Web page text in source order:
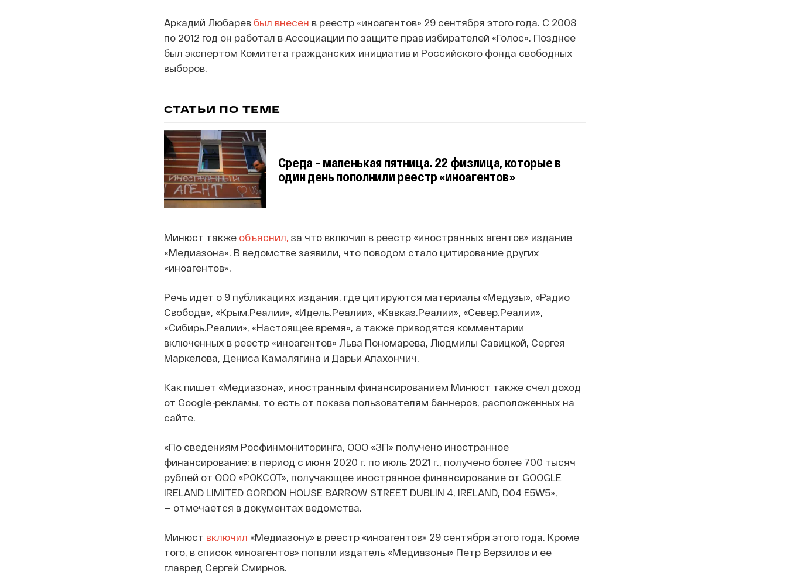
Аркадий Любарев был внесен в реестр «иноагентов» 29 сентября этого года. С 2008
по 2012 год он работал в Ассоциации по защите прав избирателей «Голос». Позднее
был экспертом Комитета гражданских инициатив и Российского фонда свободных
выборов.
СТАТЬИ ПО ТЕМЕ
Среда – маленькая пятница. 22 физлица, которые в
один день пополнили реестр «иноагентов»
Минюст также объяснил, за что включил в реестр «иностранных агентов» издание
«Медиазона». В ведомстве заявили, что поводом стало цитирование других
«иноагентов».
Речь идет о 9 публикациях издания, где цитируются материалы «Медузы», «Радио
Свобода», «Крым.Реалии», «Идель.Реалии», «Кавказ.Реалии», «Север.Реалии»,
«Сибирь.Реалии», «Настоящее время», а также приводятся комментарии
включенных в реестр «иноагентов» Льва Пономарева, Людмилы Савицкой, Сергея
Маркелова, Дениса Камалягина и Дарьи Апахончич.
Как пишет «Медиазона», иностранным финансированием Минюст также счел доход
от Google-рекламы, то есть от показа пользователям баннеров, расположенных на
сайте.
«По сведениям Росфинмониторинга, ООО «ЗП» получено иностранное
финансирование: в период с июня 2020 г. по июль 2021 г., получено более 700 тысяч
рублей от ООО «РОКСОТ», получающее иностранное финансирование от GOOGLE
IRELAND LIMITED GORDON HOUSE BARROW STREET DUBLIN 4, IRELAND, D04 E5W5»,
— отмечается в документах ведомства.
Минюст включил «Медиазону» в реестр «иноагентов» 29 сентября этого года. Кроме
того, в список «иноагентов» попали издатель «Медиазоны» Петр Верзилов и ее
главред Сергей Смирнов.